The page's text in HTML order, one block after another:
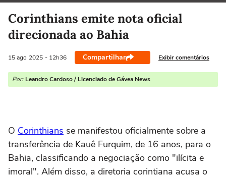
Selecione o time para ver as notícias
Corinthians emite nota oficial
direcionada ao Bahia
15 ago 2025 - 12h36 Compartilhar Exibir comentários
Por: Leandro Cardoso / Licenciado de Gávea News
O Corinthians se manifestou oficialmente sobre a
transferência de Kauê Furquim, de 16 anos, para o
Bahia, classificando a negociação como "ilícita e
imoral". Além disso, a diretoria corintiana acusa o